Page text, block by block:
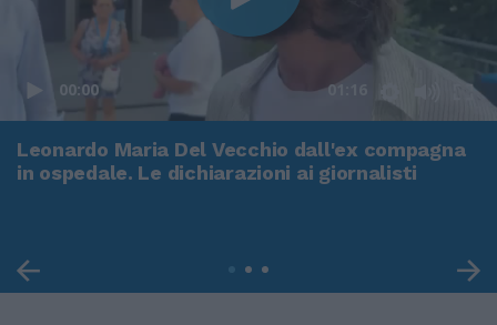
00:00 01:16
Leonardo Maria Del Vecchio dall'ex compagna
in ospedale. Le dichiarazioni ai giornalisti